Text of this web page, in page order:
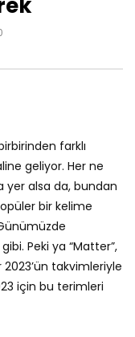
27 ARALIK 2025
farklı
geliyor. Her ne
yer alsa da, bundan
bir kelime
Peki ya “Matter”,
2023’ün takvimleriyle
için bu terimleri